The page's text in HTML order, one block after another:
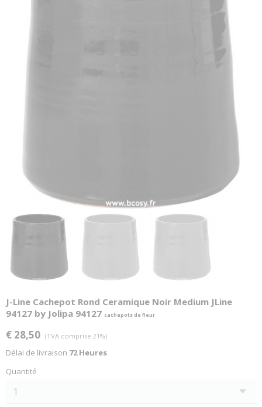
J-Line Cachepot Rond Ceramique Noir Medium JLine
94127 by Jolipa 94127 cachepots de fleur
€ 28,50 (TVA comprise 21%)
Délai de livraison 72 Heures
Quantité